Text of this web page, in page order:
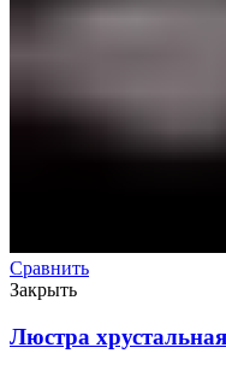
Сравнить
Закрыть
Люстра